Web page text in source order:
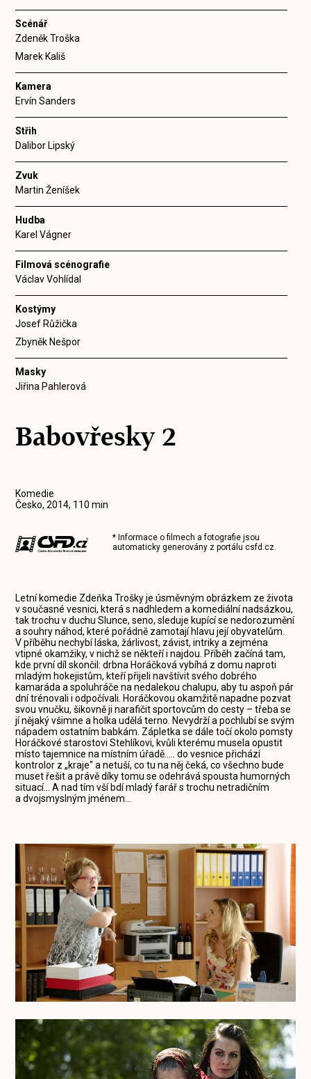
Scénář
Zdeněk Troška
Marek Kališ
Kamera
Ervín Sanders
Střih
Dalibor Lipský
Zvuk
Martin Ženíšek
Hudba
Karel Vágner
Filmová scénografie
Václav Vohlídal
Kostýmy
Josef Růžička
Zbyněk Nešpor
Masky
Jiřina Pahlerová
Babovřesky 2
Komedie
Česko, 2014, 110 min
* Informace o filmech a fotografie jsou
automaticky generovány z portálucsfd.cz.
Letní komedie Zdeňka Trošky je úsměvným obrázkem ze života
v současné vesnici, která s nadhledem a komediální nadsázkou,
tak trochu v duchu Slunce, seno, sleduje kupící se nedorozumění
a souhry náhod, které pořádně zamotají hlavu její obyvatelům.
V příběhu nechybí láska, žárlivost, závist, intriky a zejména
vtipné okamžiky, v nichž se někteří i najdou. Příběh začíná tam,
kde první díl skončil: drbna Horáčková vybíhá z domu naproti
mladým hokejistům, kteří přijeli navštívit svého dobrého
kamaráda a spoluhráče na nedalekou chalupu, aby tu aspoň pár
dní trénovali i odpočívali. Horáčkovou okamžitě napadne pozvat
svou vnučku, šikovně ji narafičit sportovcům do cesty – třeba se
jí nějaký všimne a holka udělá terno. Nevydrží a pochlubí se svým
nápadem ostatním babkám. Zápletka se dále točí okolo pomsty
Horáčkové starostovi Stehlíkovi, kvůli kterému musela opustit
místo tajemnice na místním úřadě..... do vesnice přichází
kontrolor z „kraje" a netuší, co tu na něj čeká, co všechno bude
muset řešit a právě díky tomu se odehrává spousta humorných
situací... A nad tím vší bdí mladý farář s trochu netradičním
a dvojsmyslným jménem...